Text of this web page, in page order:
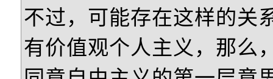
不过，可能存在这样的关
有价值观个人主义，那么